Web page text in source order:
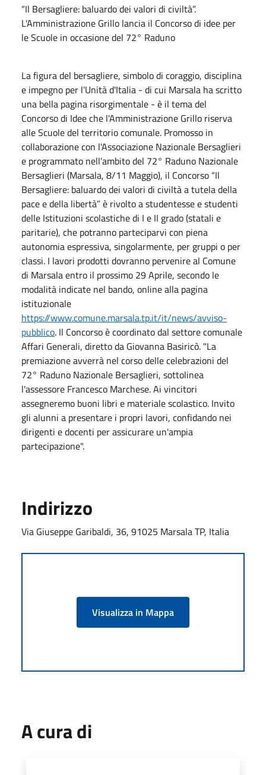
“Il Bersagliere: baluardo dei valori di civiltà”.
L'Amministrazione Grillo lancia il Concorso di idee per
le Scuole in occasione del 72° Raduno
La figura del bersagliere, simbolo di coraggio, disciplina
e impegno per l’Unità d'Italia - di cui Marsala ha scritto
una bella pagina risorgimentale - è il tema del
Concorso di Idee che l'Amministrazione Grillo riserva
alle Scuole del territorio comunale. Promosso in
collaborazione con l'Associazione Nazionale Bersaglieri
e programmato nell’ambito del 72° Raduno Nazionale
Bersaglieri (Marsala, 8/11 Maggio), il Concorso “Il
Bersagliere: baluardo dei valori di civiltà a tutela della
pace e della libertà” è rivolto a studentesse e studenti
delle Istituzioni scolastiche di I e II grado (statali e
paritarie), che potranno parteciparvi con piena
autonomia espressiva, singolarmente, per gruppi o per
classi. I lavori prodotti dovranno pervenire al Comune
di Marsala entro il prossimo 29 Aprile, secondo le
modalità indicate nel bando, online alla pagina
istituzionale
https://www.comune.marsala.tp.it/it/news/avviso-
pubblico. Il Concorso è coordinato dal settore comunale
Affari Generali, diretto da Giovanna Basiricò. "La
premiazione avverrà nel corso delle celebrazioni del
72° Raduno Nazionale Bersaglieri, sottolinea
l'assessore Francesco Marchese. Ai vincitori
assegneremo buoni libri e materiale scolastico. Invito
gli alunni a presentare i propri lavori, confidando nei
dirigenti e docenti per assicurare un'ampia
partecipazione".
Indirizzo
Via Giuseppe Garibaldi, 36, 91025 Marsala TP, Italia
Visualizza in Mappa
A cura di